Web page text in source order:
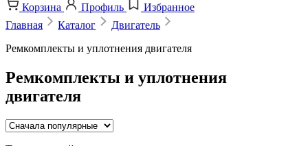
Корзина Профиль
Избранное
Главная
Каталог
Двигатель
Ремкомплекты и уплотнения двигателя
Ремкомплекты и уплотнения
двигателя